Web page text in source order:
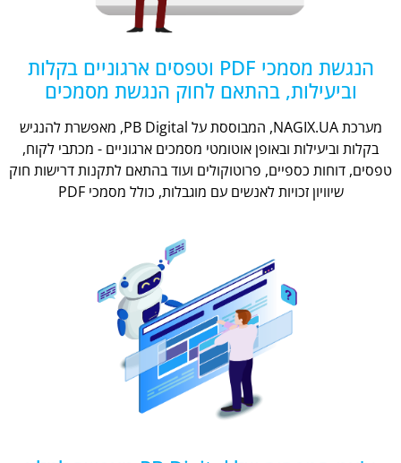
הנגשת מסמכי PDF וטפסים ארגוניים בקלות
וביעילות, בהתאם לחוק הנגשת מסמכים
מערכת NAGIX.UA, המבוססת על PB Digital, מאפשרת להנגיש
בקלות וביעילות ובאופן אוטומטי מסמכים ארגוניים - מכתבי לקוח,
טפסים, דוחות כספיים, פרוטוקולים ועוד בהתאם לתקנות דרישות חוק
שיוויון זכויות לאנשים עם מוגבלות, כולל מסמכי PDF